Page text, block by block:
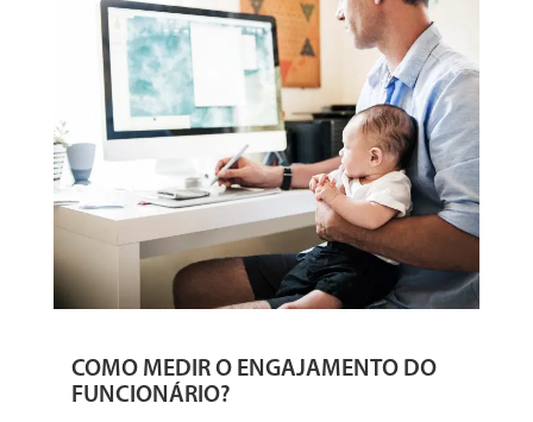
COMO MEDIR O ENGAJAMENTO DO
FUNCIONÁRIO?